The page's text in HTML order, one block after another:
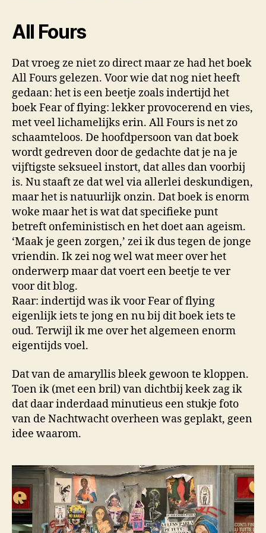
All Fours
Dat vroeg ze niet zo direct maar ze had het boek
All Fours gelezen. Voor wie dat nog niet heeft
gedaan: het is een beetje zoals indertijd het
boek Fear of flying: lekker provocerend en vies,
met veel lichamelijks erin. All Fours is net zo
schaamteloos. De hoofdpersoon van dat boek
wordt gedreven door de gedachte dat je na je
vijftigste seksueel instort, dat alles dan voorbij
is. Nu staaft ze dat wel via allerlei deskundigen,
maar het is natuurlijk onzin. Dat boek is enorm
woke maar het is wat dat specifieke punt
betreft onfeministisch en het doet aan ageism.
‘Maak je geen zorgen,’ zei ik dus tegen de jonge
vriendin. Ik zei nog wel wat meer over het
onderwerp maar dat voert een beetje te ver
voor dit blog.
Raar: indertijd was ik voor Fear of flying
eigenlijk iets te jong en nu bij dit boek iets te
oud. Terwijl ik me over het algemeen enorm
eigentijds voel.
Dat van de amaryllis bleek gewoon te kloppen.
Toen ik (met een bril) van dichtbij keek zag ik
dat daar inderdaad minutieus een stukje foto
van de Nachtwacht overheen was geplakt, geen
idee waarom.